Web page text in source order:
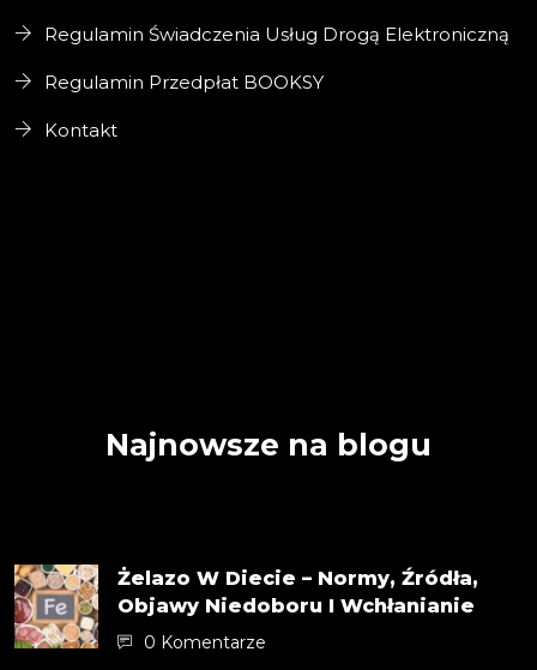
Regulamin Świadczenia Usług Drogą Elektroniczną
Regulamin Przedpłat BOOKSY
Kontakt
Najnowsze na blogu
Żelazo W Diecie – Normy, Źródła,
Objawy Niedoboru I Wchłanianie
0 Komentarze